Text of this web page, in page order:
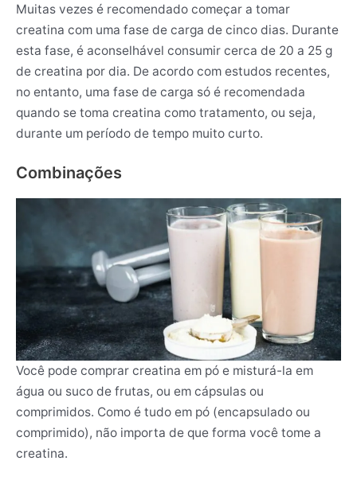
Muitas vezes é recomendado começar a tomar
creatina com uma fase de carga de cinco dias. Durante
esta fase, é aconselhável consumir cerca de 20 a 25 g
de creatina por dia. De acordo com estudos recentes,
no entanto, uma fase de carga só é recomendada
quando se toma creatina como tratamento, ou seja,
durante um período de tempo muito curto.
Combinações
Você pode comprar creatina em pó e misturá-la em
água ou suco de frutas, ou em cápsulas ou
comprimidos. Como é tudo em pó (encapsulado ou
comprimido), não importa de que forma você tome a
creatina.